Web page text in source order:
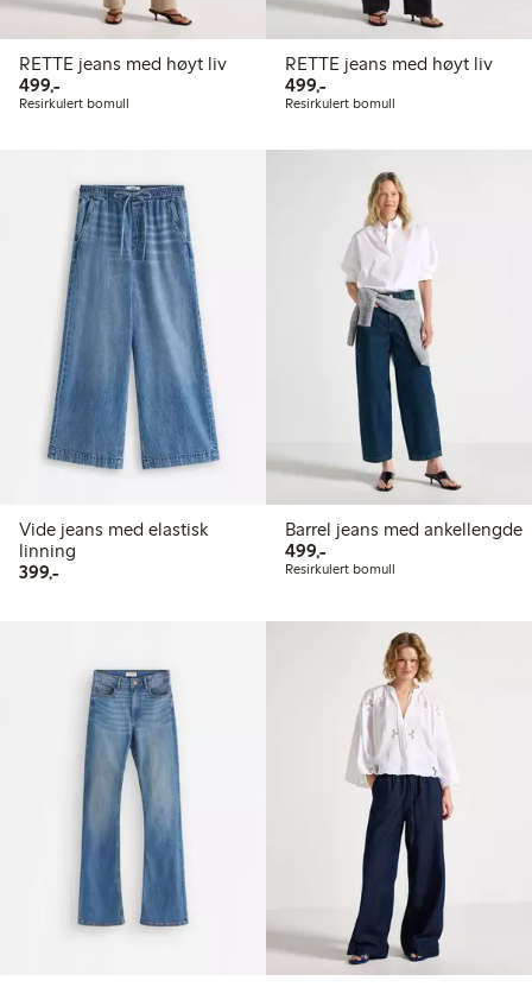
RETTE jeans med høyt liv
499,-499,00 kr
Resirkulert bomull
RETTE jeans med høyt liv
499,-499,00 kr
Resirkulert bomull
Vide jeans med elastisk
linning
399,-399,00 kr
Barrel jeans med ankellengde
499,-499,00 kr
Resirkulert bomull